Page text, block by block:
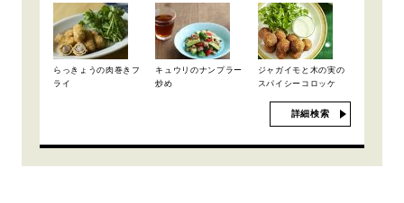
らっきょうの肉巻きフ
ライ
キュウリのナンプラー
炒め
ジャガイモと木の実の
スパイシーコロッケ
詳細検索